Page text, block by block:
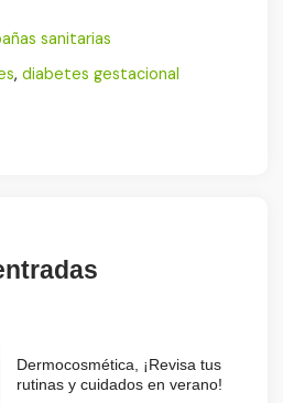
sanitarias
,diabetes gestacional
Dermocosmética, ¡Revisa tus
rutinas y cuidados en verano!